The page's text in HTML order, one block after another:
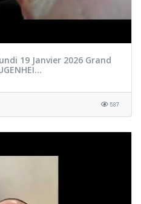
19 Janvier 2026 Grand
587